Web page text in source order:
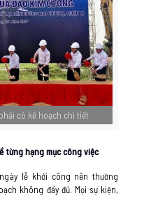
có kế hoạch chi tiết
từng hạng mục công việc
lễ khởi công nên thường
không đầy đủ. Mọi sự kiện,